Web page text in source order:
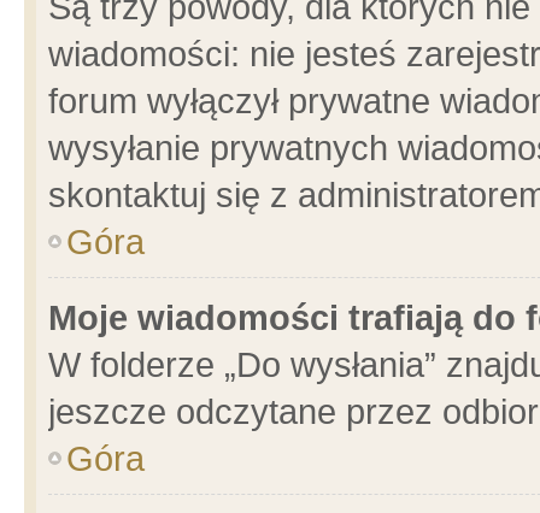
wiadomości: nie jesteś
forum wyłączył prywatne
wysyłanie prywatnych
skontaktuj się z
Góra
Moje wiadomości trafiają do
W folderze „Do wysłania”
jeszcze odczytane przez
Góra